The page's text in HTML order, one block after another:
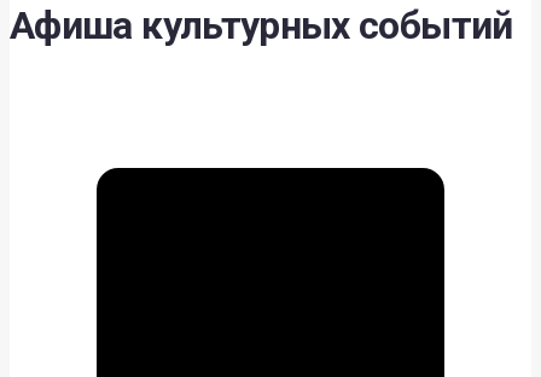
Афиша культурных событий